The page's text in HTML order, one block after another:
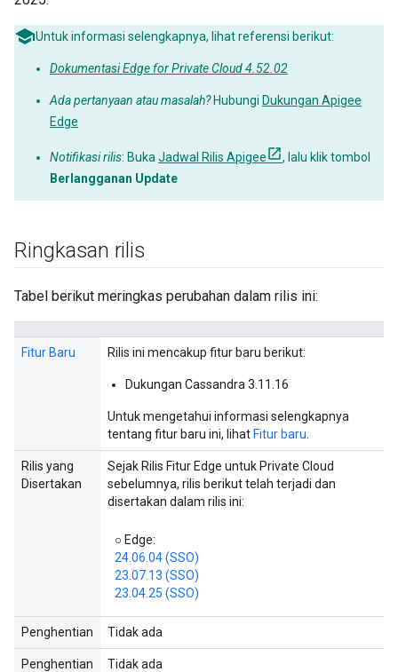
Untuk informasi selengkapnya, lihat referensi berikut:
Dokumentasi Edge for Private Cloud 4.52.02
Ada pertanyaan atau masalah?Hubungi Dukungan Apigee
Edge
Notifikasi rilis: Buka Jadwal Rilis Apigee
, lalu klik tombol
Berlangganan Update
Ringkasan rilis
Tabel berikut meringkas perubahan dalam rilis ini:
Fitur Baru Rilis ini mencakup fitur baru berikut:
Dukungan Cassandra 3.11.16
Untuk mengetahui informasi selengkapnya
tentang fitur baru ini, lihat Fitur baru
Rilis yang
Disertakan
Sejak Rilis Fitur Edge untuk Private Cloud
sebelumnya, rilis berikut telah terjadi dan
disertakan dalam rilis ini:
○ Edge:
24.06.04 (SSO)
23.07.13 (SSO)
23.04.25 (SSO)
Penghentian Tidak ada
Penghentian
Tidak ada